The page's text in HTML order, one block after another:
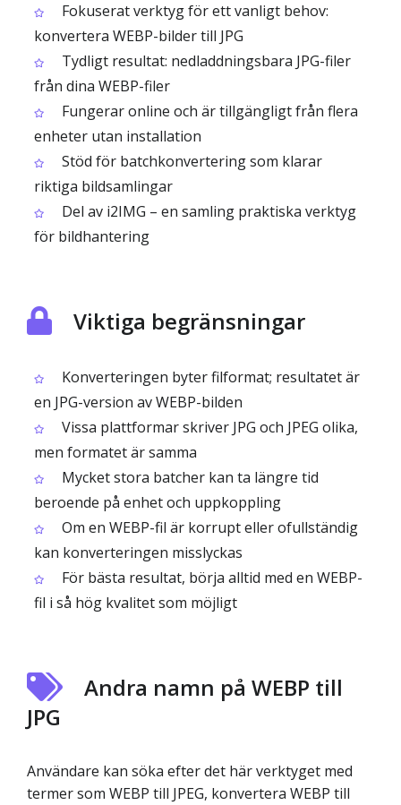
Fokuserat verktyg för ett vanligt behov:
konvertera WEBP-bilder till JPG
Tydligt resultat: nedladdningsbara JPG-filer
från dina WEBP-filer
Fungerar online och är tillgängligt från flera
enheter utan installation
Stöd för batchkonvertering som klarar
riktiga bildsamlingar
Del av i2IMG – en samling praktiska verktyg
för bildhantering
Viktiga begränsningar
Konverteringen byter filformat; resultatet är
en JPG-version av WEBP-bilden
Vissa plattformar skriver JPG och JPEG olika,
men formatet är samma
Mycket stora batcher kan ta längre tid
beroende på enhet och uppkoppling
Om en WEBP-fil är korrupt eller ofullständig
kan konverteringen misslyckas
För bästa resultat, börja alltid med en WEBP-
fil i så hög kvalitet som möjligt
Andra namn på WEBP till
JPG
Användare kan söka efter det här verktyget med
termer som WEBP till JPEG, konvertera WEBP till